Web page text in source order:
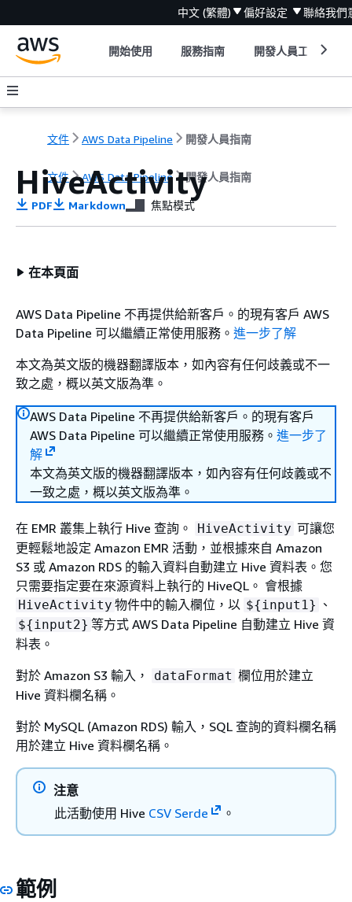
中文 (繁體) 偏好設定 聯絡我們
開始使用 服務指南 開發人員工具
文件 AWS Data Pipeline 開發人員指南
文件 AWS Data Pipeline 開發人員指南
HiveActivity
PDF Markdown 焦點模式
在本頁面
AWS Data Pipeline 不再提供給新客戶。的現有客戶 AWS
Data Pipeline 可以繼續正常使用服務。 進一步了解
本文為英文版的機器翻譯版本，如內容有任何歧義或不一
致之處，概以英文版為準。
AWS Data Pipeline 不再提供給新客戶。的現有客戶
AWS Data Pipeline 可以繼續正常使用服務。 進一步了
解
本文為英文版的機器翻譯版本，如內容有任何歧義或不
一致之處，概以英文版為準。
在 EMR 叢集上執行 Hive 查詢。 HiveActivity 可讓您
更輕鬆地設定 Amazon EMR 活動，並根據來自 Amazon
S3 或 Amazon RDS 的輸入資料自動建立 Hive 資料表。您
只需要指定要在來源資料上執行的 HiveQL。 會根據
HiveActivity 物件中的輸入欄位，以 ${input1} 、
${input2} 等方式 AWS Data Pipeline 自動建立 Hive 資
料表。
對於 Amazon S3 輸入，
dataFormat 欄位用於建立
Hive 資料欄名稱。
對於 MySQL (Amazon RDS) 輸入，SQL 查詢的資料欄名稱
用於建立 Hive 資料欄名稱。
注意
此活動使用 Hive CSV Serde 。
範例